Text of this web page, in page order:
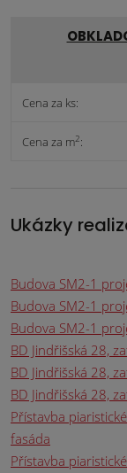
Cena za ks:
Cena za m2:
Ukázky
Budova SM2-1
Budova SM2-1
Budova SM2-1
BD Jindřišská 28,
BD Jindřišská 28,
BD Jindřišská 28,
Přístavba
fasáda
Přístavba